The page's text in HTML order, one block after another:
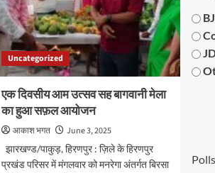
में
उत्कृष्ट
कार्य
करने
के
लिए
मिला
प्रशस्ति
पत्र
Uncategorized
एक दिवसीय आम उत्सव सह बागवानी मेला
का हुआ सफ़ल आयोजन
आकाश भगत
June 3, 2025
झारखण्ड/पाकुड़, हिरणपुर : ज़िले के हिरणपुर
प्रखंड परिसर में मंगलवार को मनरेगा अंतर्गत बिरसा